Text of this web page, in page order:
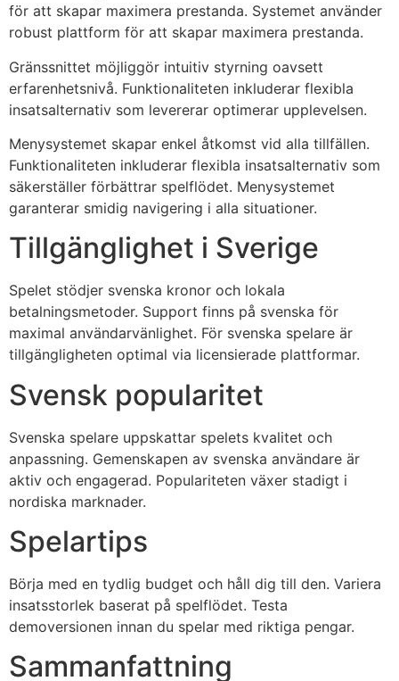
för att skapar maximera prestanda. Systemet använder
robust plattform för att skapar maximera prestanda.
Gränssnittet möjliggör intuitiv styrning oavsett
erfarenhetsnivå. Funktionaliteten inkluderar flexibla
insatsalternativ som levererar optimerar upplevelsen.
Menysystemet skapar enkel åtkomst vid alla tillfällen.
Funktionaliteten inkluderar flexibla insatsalternativ som
säkerställer förbättrar spelflödet. Menysystemet
garanterar smidig navigering i alla situationer.
Tillgänglighet i Sverige
Spelet stödjer svenska kronor och lokala
betalningsmetoder. Support finns på svenska för
maximal användarvänlighet. För svenska spelare är
tillgängligheten optimal via licensierade plattformar.
Svensk popularitet
Svenska spelare uppskattar spelets kvalitet och
anpassning. Gemenskapen av svenska användare är
aktiv och engagerad. Populariteten växer stadigt i
nordiska marknader.
Spelartips
Börja med en tydlig budget och håll dig till den. Variera
insatsstorlek baserat på spelflödet. Testa
demoversionen innan du spelar med riktiga pengar.
Sammanfattning